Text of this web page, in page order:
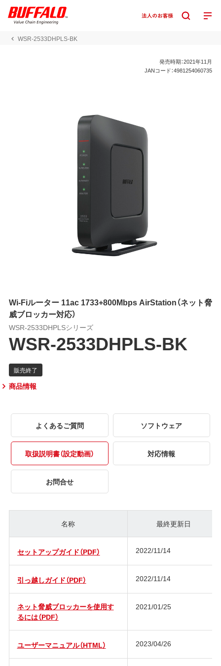
WSR-2533DHPLS-BK
発売時期：2021年11月
JANコード：4981254060735
Wi-Fiルーター 11ac 1733+800Mbps AirStation（ネット脅
威ブロッカー対応）
WSR-2533DHPLSシリーズ
WSR-2533DHPLS-BK
商品情報
よくあるご質問 ソフトウェア
取扱説明書（設定動画） 対応情報
お問合せ
名称 最終更新日
セットアップガイド（PDF） 2022/11/14
引っ越しガイド（PDF） 2022/11/14
ネット脅威ブロッカーを使用す
るには（PDF）
2021/01/25
ユーザーマニュアル（HTML） 2023/04/26